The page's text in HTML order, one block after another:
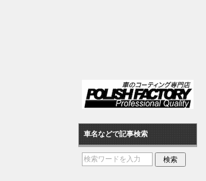
車名などで記事検索